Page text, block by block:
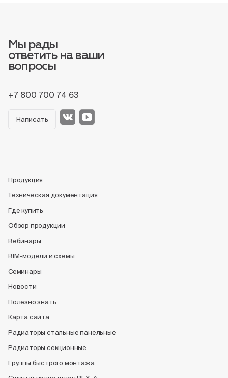
Мы рады
ответить на ваши
вопросы
+7 800 700 74 63
Написать
Продукция
Техническая документация
Где купить
Обзор продукции
Вебинары
BIM-модели и схемы
Семинары
Новости
Полезно знать
Карта сайта
Радиаторы стальные панельные
Радиаторы секционные
Группы быстрого монтажа